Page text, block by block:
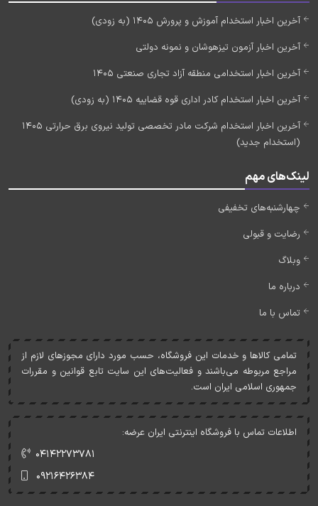
آخرین اخبار استخدام آموزش و پرورش 1405 (به زودی)
آخرین اخبار آزمون تیزهوشان و نمونه دولتی
آخرین اخبار استخدامی منطقه آزاد تجاری صنعتی 1405
آخرین اخبار استخدام کادر اداری قوه قضاییه 1405 (به زودی)
آخرین اخبار استخدام شرکت مادر تخصصی تولید نیروی برق حرارتی 1405
(استخدام جدید)
لینک‌های مهم
چهارشنبه‌های تخفیفی
رضایت و قبولی
وبلاگ
درباره ما
تماس با ما
تمامی کالاها و خدمات اين فروشگاه، حسب مورد دارای مجوزهای لازم از
مراجع مربوطه می‌باشند و فعاليت‌های اين سايت تابع قوانين و مقررات
جمهوری اسلامی ايران است.
اطلاعات تماس با فروشگاه اینترنتی ایران عرضه:
۰۴۱۴۲۲۷۳۷۸۱
۰۹۲۱۶۴۲۶۳۸۴